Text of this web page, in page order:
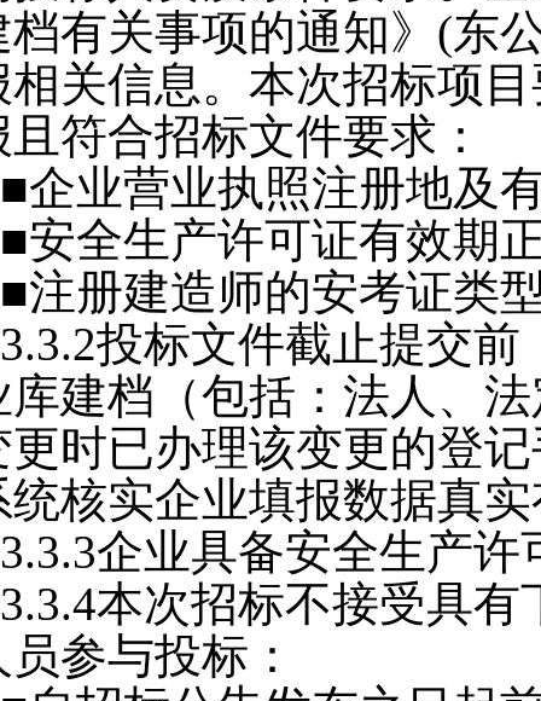
档有关事项的通知》(东
相关信息。本次招标项
且符合招标文件要求：
■企业营业执照注册地及
■安全生产许可证有效期
■注册建造师的安考证类
3.3.2投标文件截止提交前
库建档（包括：法人、
更时已办理该变更的登
统核实企业填报数据真
3.3.3企业具备安全生产许
3.3.4本次招标不接受具有
员参与投标：